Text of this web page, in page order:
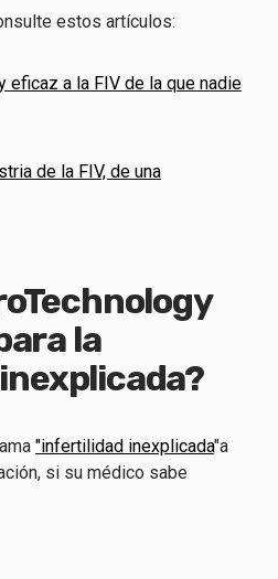
estos artículos:
eficaz a la FIV de la que nadie
de la FIV, de una
la
"infertilidad inexplicada"a
si su médico sabe